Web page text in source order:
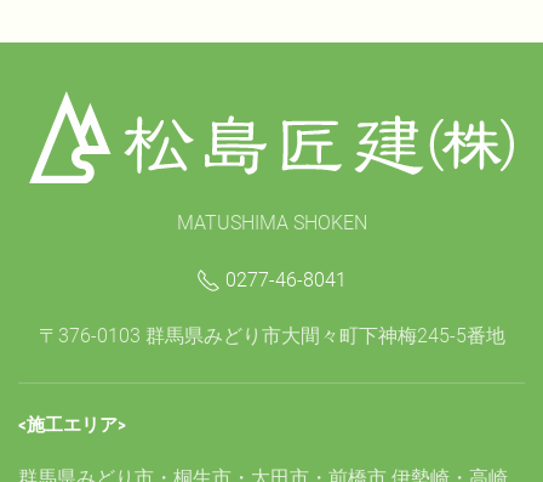
MATUSHIMA SHOKEN
0277-46-8041
〒376-0103 群馬県みどり市大間々町下神梅245-5番地
<施工エリア>